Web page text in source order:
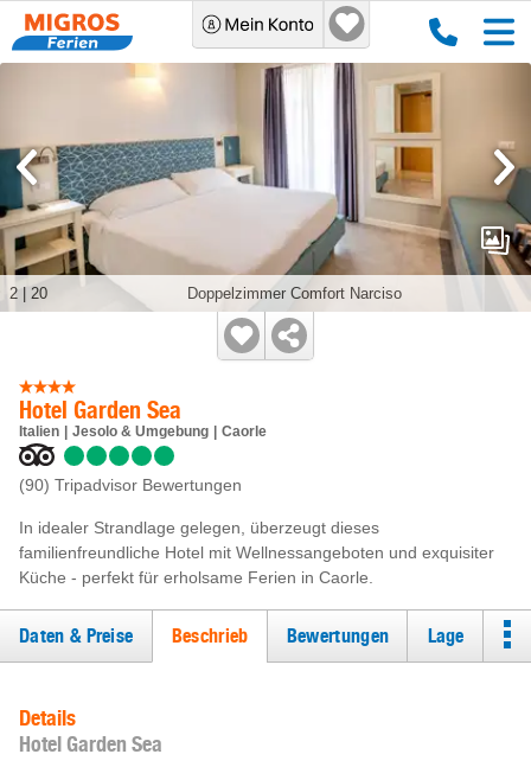
Hotel Garden Sea
Italien Jesolo & Umgebung Caorle
(90) Tripadvisor Bewertungen
In idealer Strandlage gelegen, überzeugt dieses
familienfreundliche Hotel mit Wellnessangeboten und exquisiter
Küche - perfekt für erholsame Ferien in Caorle.
Doppelzimmer Comfort Narciso
2 20
Daten & Preise Beschrieb Bewertungen Lage
Details
Hotel Garden Sea